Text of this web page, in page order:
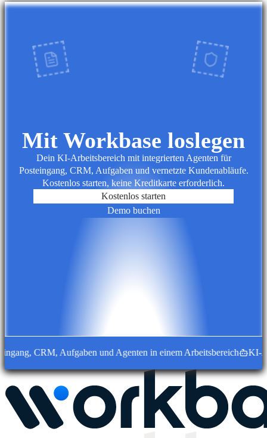
Mit Workbase loslegen
Dein KI-Arbeitsbereich mit integrierten Agenten für
Posteingang, CRM, Aufgaben und vernetzte Kundenabläufe.
Kostenlos starten, keine Kreditkarte erforderlich.
Kostenlos starten
Demo buchen
CRM, Aufgaben und Agenten in einem Arbeitsbereich KI-